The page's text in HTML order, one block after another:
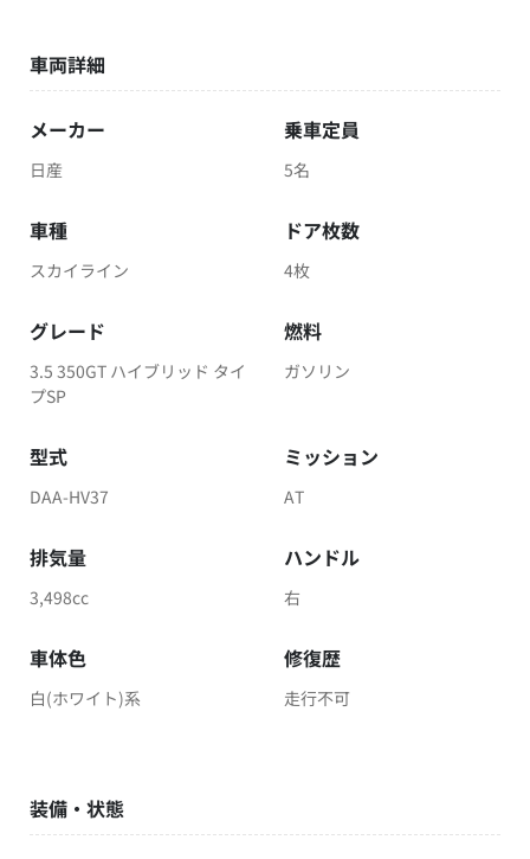
車両詳細
メーカー
日産
乗車定員
5名
車種
スカイライン
ドア枚数
4枚
グレード
3.5 350GT ハイブリッド タイ
プSP
燃料
ガソリン
型式
DAA-HV37
ミッション
AT
排気量
3,498cc
ハンドル
右
車体色
白(ホワイト)系
修復歴
走行不可
装備・状態